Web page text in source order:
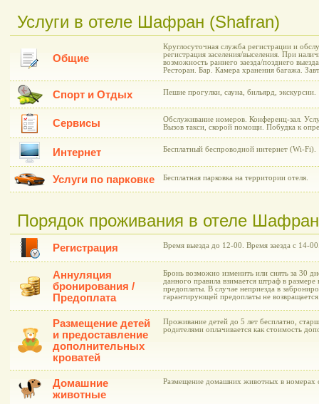
Услуги в отеле Шафран (Shafran)
Общие
Круглосуточная служба регистрации и
регистрация заселения/выселения. При
возможность раннего заезда/позднего
Ресторан. Бар. Камера хранения багажа.
Спорт и Отдых Пешие прогулки, сауна, бильярд, экскурсии.
Сервисы
Обслуживание номеров. Конференц-зал.
Вызов такси, скорой помощи. Побудка к
Интернет Бесплатный беспроводной интернет (Wi-Fi).
Услуги по парковке Бесплатная парковка на территории отеля.
Порядок проживания в отеле
Регистрация Время выезда до 12-00. Время заезда с 14-
Аннуляция
бронирования /
Предоплата
Бронь возможно изменить или снять за 30
данного правила взимается штраф в
предоплаты. В случае неприезда в
гарантирующей предоплаты не
Размещение детей
и предоставление
дополнительных
кроватей
Проживание детей до 5 лет бесплатно,
родителями оплачивается как стоимость
Домашние
животные
Размещение домашних животных в номерах